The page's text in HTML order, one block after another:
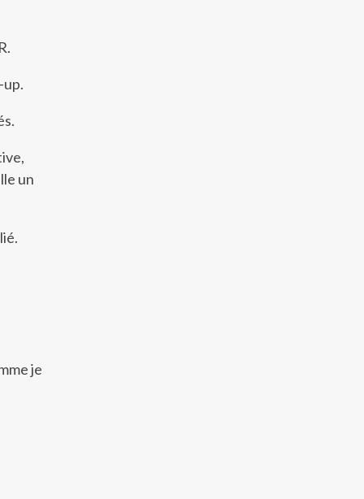
up.
un
je